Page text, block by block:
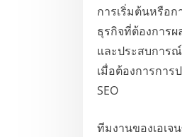
การเริ่มต้นหรือ
ธุรกิจที่ต้องการ
และประสบการ
เมื่อต้องการการ
SEO
ทีมงานของเอเ